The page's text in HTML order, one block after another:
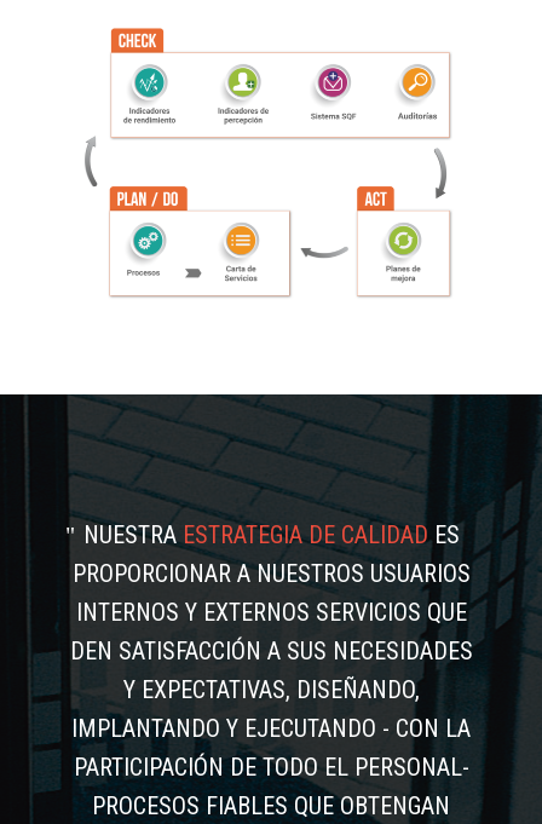
NUESTRAESTRATEGIA DE CALIDADES
PROPORCIONAR A NUESTROS USUARIOS
INTERNOS Y EXTERNOS SERVICIOS QUE
DEN SATISFACCIÓN A SUS NECESIDADES
Y EXPECTATIVAS, DISEÑANDO,
IMPLANTANDO Y EJECUTANDO - CON LA
PARTICIPACIÓN DE TODO EL PERSONAL-
PROCESOS FIABLES QUE OBTENGAN